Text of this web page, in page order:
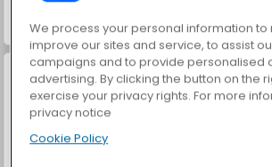
VegaMix Da Vinci Puzzles
We process your personal information
improve our sites and service, to assist
campaigns and to provide personalised
advertising. By clicking the button on the
exercise your privacy rights. For more
privacy notice
Cookie Policy